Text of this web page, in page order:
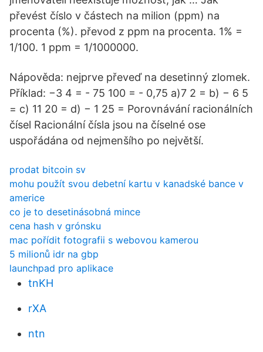
převést číslo v částech na milion (ppm) na
procenta (%). převod z ppm na procenta. 1% =
1/100. 1 ppm = 1/1000000.
Nápověda: nejprve převeď na desetinný zlomek.
Příklad: −3 4 = - 75 100 = - 0,75 a)7 2 = b) − 6 5
= c) 11 20 = d) − 1 25 = Porovnávání racionálních
čísel Racionální čísla jsou na číselné ose
uspořádána od nejmenšího po největší.
prodat bitcoin sv
mohu použít svou debetní kartu v kanadské bance v
americe
co je to desetinásobná mince
cena hash v grónsku
mac pořídit fotografii s webovou kamerou
5 milionů idr na gbp
launchpad pro aplikace
tnKH
rXA
ntn